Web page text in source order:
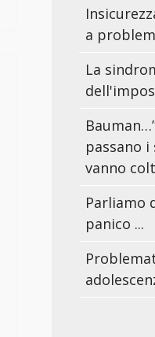
a
La
passano
vanno
Parliamo
panico ...